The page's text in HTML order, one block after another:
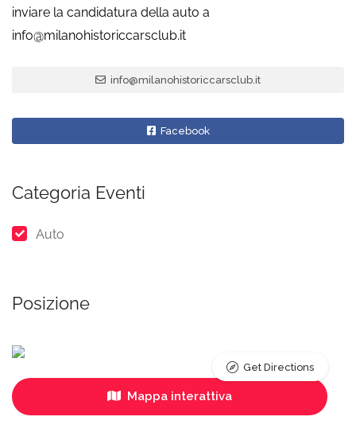
inviare la candidatura della auto a
info@milanohistoriccarsclub.it
info@milanohistoriccarsclub.it
Facebook
Categoria Eventi
Auto
Posizione
Mappa interattiva
Get Directions